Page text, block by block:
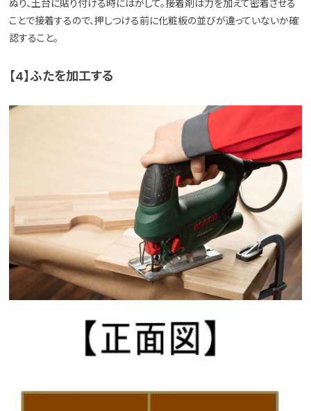
ぬり、土台に貼り付ける時にはがして。接着剤は力を加えて密着させる
ことで接着するので、押しつける前に化粧板の並びが違っていないか確
認すること。
【4】ふたを加工する